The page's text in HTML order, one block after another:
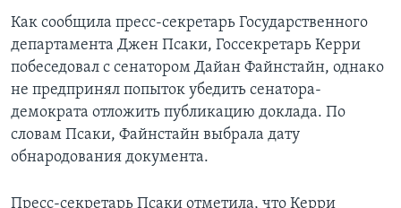
Как сообщила пресс-секретарь Государственного
департамента Джен Псаки, Госсекретарь Керри
побеседовал с сенатором Дайан Файнстайн, однако
не предпринял попыток убедить сенатора-
демократа отложить публикацию доклада. По
словам Псаки, Файнстайн выбрала дату
обнародования документа.
Пресс-секретарь Псаки отметила, что Керри